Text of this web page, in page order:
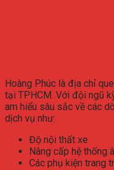
Hoàng Phúc là địa chỉ
tại TPHCM. Với đội ngũ
am hiểu sâu sắc về các
dịch vụ như:
Độ nội thất xe
Nâng cấp hệ thống
Các phụ kiện trang